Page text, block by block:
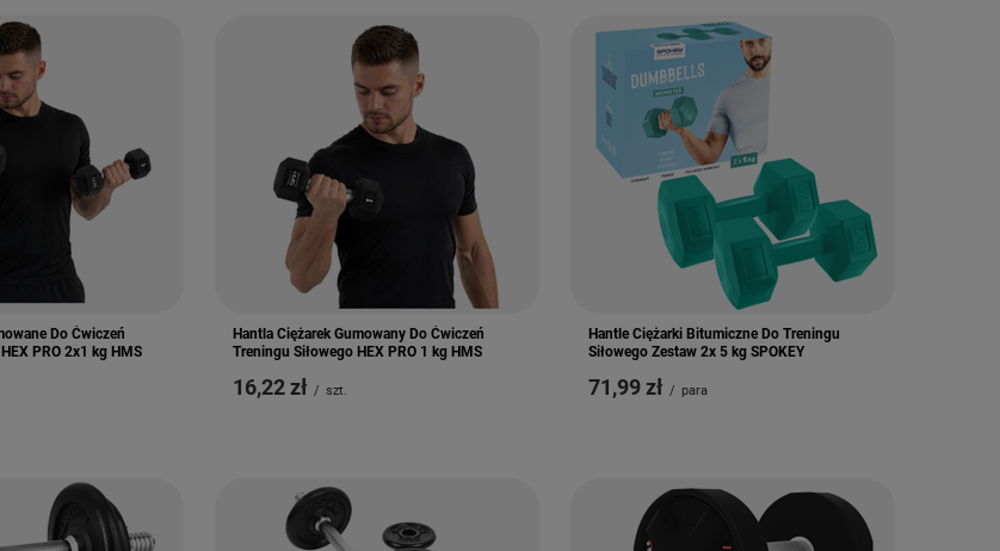
Do Ćwiczeń
PRO 2x1 kg HMS
Hantla Ciężarek Gumowany Do Ćwiczeń
Treningu Siłowego HEX PRO 1 kg HMS
16,22 zł / szt.
Hantle Ciężarki Bitumiczne Do Treningu
Siłowego Zestaw 2x 5 kg SPOKEY
71,99 zł / para